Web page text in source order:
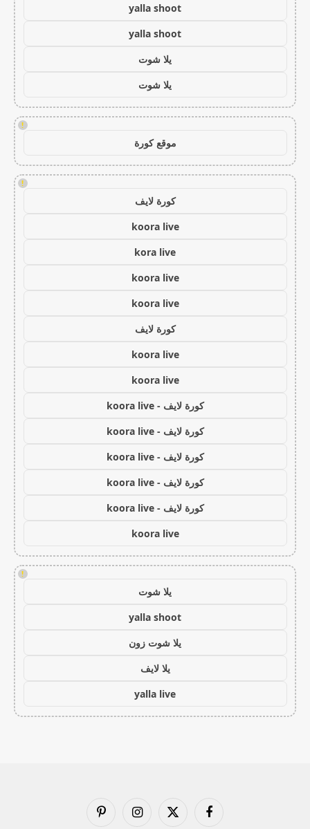
yalla shoot
yalla shoot
يلا شوت
يلا شوت
!
موقع كورة
!
كورة لايف
koora live
kora live
koora live
koora live
كورة لايف
koora live
koora live
كورة لايف - koora live
كورة لايف - koora live
كورة لايف - koora live
كورة لايف - koora live
كورة لايف - koora live
koora live
!
يلا شوت
yalla shoot
يلا شوت زون
يلا لايف
yalla live
فيسبوك
X
الانستغرامبينتيريست